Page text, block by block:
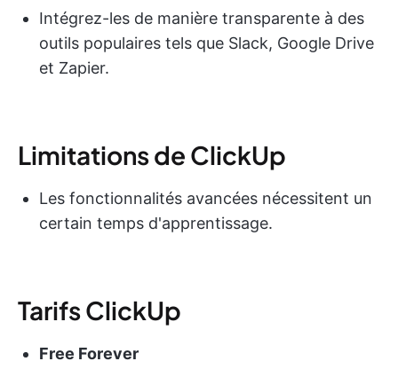
Intégrez-les de manière transparente à des
outils populaires tels que Slack, Google Drive
et Zapier.
Limitations de ClickUp
Les fonctionnalités avancées nécessitent un
certain temps d'apprentissage.
Tarifs ClickUp
Free Forever